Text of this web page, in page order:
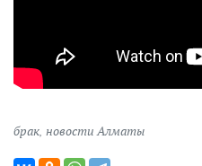
брак новости Алматы